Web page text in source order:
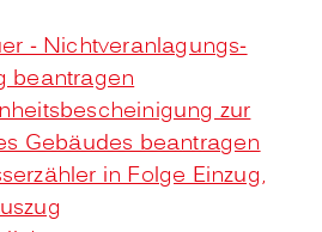
- Nichtveranlagungs-
beantragen
zur
Gebäudes beantragen
in Folge Einzug,